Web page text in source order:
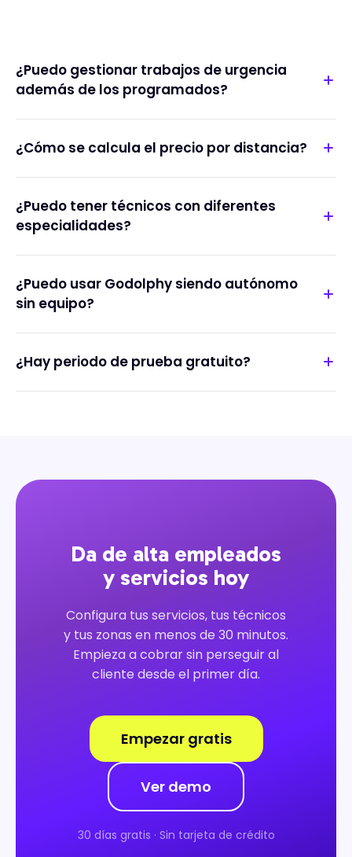
¿Puedo gestionar trabajos de urgencia
además de los programados?
¿Cómo se calcula el precio por distancia?
¿Puedo tener técnicos con diferentes
especialidades?
¿Puedo usar Godolphy siendo autónomo
sin equipo?
¿Hay periodo de prueba gratuito?
Da de alta empleados
y servicios hoy
Configura tus servicios, tus técnicos
y tus zonas en menos de 30 minutos.
Empieza a cobrar sin perseguir al
cliente desde el primer día.
Empezar gratis
Ver demo
30 días gratis · Sin tarjeta de crédito